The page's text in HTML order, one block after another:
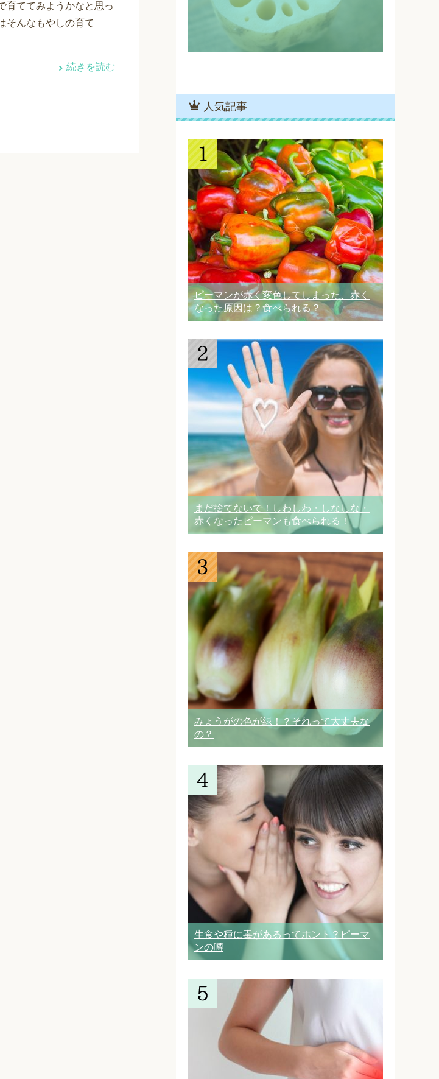
育ててみようかなと思っ
そんなもやしの育て
続きを読む
人気記事
ピーマンが赤く変色してしまった、赤く
なった原因は？食べられる？
まだ捨てないで！しわしわ・しなしな・
赤くなったピーマンも食べられる！
みょうがの色が緑！？それって大丈夫な
の？
生食や種に毒があるってホント？ピーマ
ンの噂